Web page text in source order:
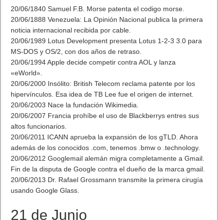
20/06/1840 Samuel F.B. Morse patenta el codigo morse.
20/06/1888 Venezuela: La Opinión Nacional publica la primera
noticia internacional recibida por cable.
20/06/1989 Lotus Development presenta Lotus 1-2-3 3.0 para
MS-DOS y OS/2, con dos años de retraso.
20/06/1994 Apple decide competir contra AOL y lanza
«eWorld».
20/06/2000 Insólito: British Telecom reclama patente por los
hipervínculos. Esa idea de TB Lee fue el origen de internet.
20/06/2003 Nace la fundación Wikimedia.
20/06/2007 Francia prohíbe el uso de Blackberrys entres sus
altos funcionarios.
20/06/2011 ICANN aprueba la expansión de los gTLD. Ahora
además de los conocidos .com, tenemos .bmw o .technology.
20/06/2012 Googlemail alemán migra completamente a Gmail.
Fin de la disputa de Google contra el dueño de la marca gmail.
20/06/2013 Dr. Rafael Grossmann transmite la primera cirugía
usando Google Glass.
21 de Junio